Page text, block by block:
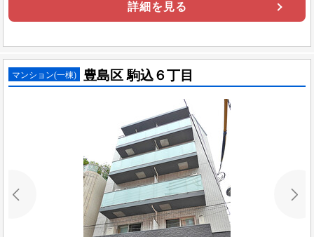
詳細を見る
マンション(一棟) 豊島区 駒込６丁目